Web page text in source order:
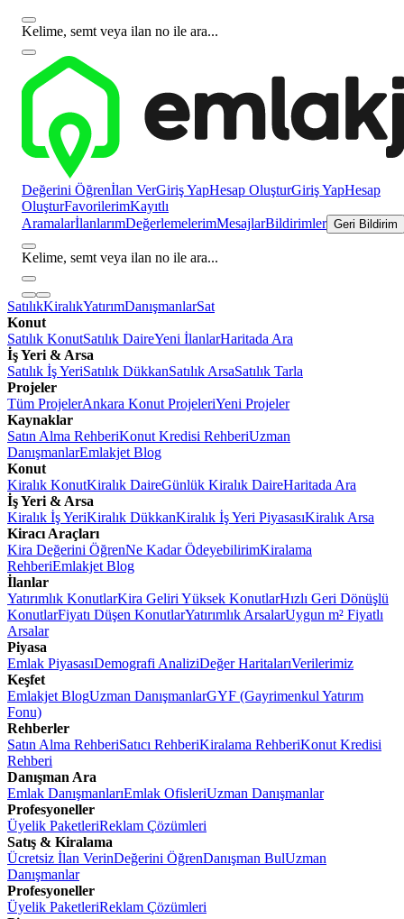
Kelime, semt veya ilan no ile ara...
Değerini Öğrenİlan VerGiriş YapHesap OluşturGiriş YapHesap
OluşturFavorilerimKayıtlı
AramalarİlanlarımDeğerlemelerimMesajlarBildirimler Geri Bildirim
Kelime, semt veya ilan no ile ara...
SatılıkKiralıkYatırımDanışmanlarSat
Konut
Satılık KonutSatılık DaireYeni İlanlarHaritada Ara
İş Yeri & Arsa
Satılık İş YeriSatılık DükkanSatılık ArsaSatılık Tarla
Projeler
Tüm ProjelerAnkara Konut ProjeleriYeni Projeler
Kaynaklar
Satın Alma RehberiKonut Kredisi RehberiUzman
DanışmanlarEmlakjet Blog
Konut
Kiralık KonutKiralık DaireGünlük Kiralık DaireHaritada Ara
İş Yeri & Arsa
Kiralık İş YeriKiralık DükkanKiralık İş Yeri PiyasasıKiralık Arsa
Kiracı Araçları
Kira Değerini ÖğrenNe Kadar ÖdeyebilirimKiralama
RehberiEmlakjet Blog
İlanlar
Yatırımlık KonutlarKira Geliri Yüksek KonutlarHızlı Geri Dönüşlü
KonutlarFiyatı Düşen KonutlarYatırımlık ArsalarUygun m² Fiyatlı
Arsalar
Piyasa
Emlak PiyasasıDemografi AnaliziDeğer HaritalarıVerilerimiz
Keşfet
Emlakjet BlogUzman DanışmanlarGYF (Gayrimenkul Yatırım
Fonu)
Rehberler
Satın Alma RehberiSatıcı RehberiKiralama RehberiKonut Kredisi
Rehberi
Danışman Ara
Emlak DanışmanlarıEmlak OfisleriUzman Danışmanlar
Profesyoneller
Üyelik PaketleriReklam Çözümleri
Satış & Kiralama
Ücretsiz İlan VerinDeğerini ÖğrenDanışman BulUzman
Danışmanlar
Profesyoneller
Üyelik PaketleriReklam Çözümleri